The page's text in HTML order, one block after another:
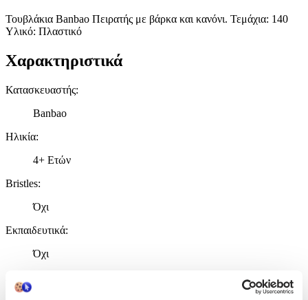
Τουβλάκια Banbao Πειρατής με βάρκα και κανόνι. Τεμάχια: 140
Υλικό: Πλαστικό
Χαρακτηριστικά
Κατασκευαστής:
Banbao
Ηλικία:
4+ Ετών
Bristles:
Όχι
Εκπαιδευτικά:
Όχι